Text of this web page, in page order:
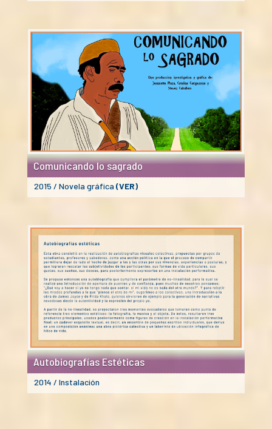
Comunicando lo sagrado
2015 / Novela gráfica (VER)
Autobiografías Estéticas
2014 / Instalación